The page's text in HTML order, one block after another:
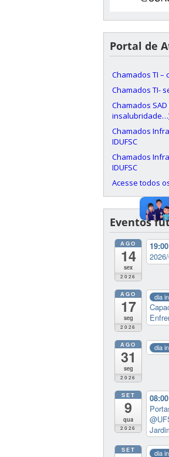
Portal de
Chamados TI –
Chamados TI-
Chamados
Chamados
IDUFSC
Chamados
IDUFSC
Acesse todos
Eventos
AGO
14
sex
2026
AGO
17
seg
2026
dia
AGO
31
seg
2026
dia
SET
9
qua
2026
SET dia